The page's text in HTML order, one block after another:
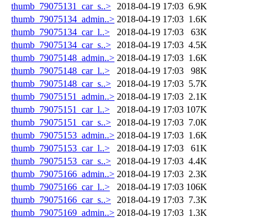
thumb_79075131_car_s..>
2018-04-19 17:03 6.9K
thumb_79075134_admin..> 2018-04-19 17:03 1.6K
thumb_79075134_car_l..>
2018-04-19 17:03
63K
thumb_79075134_car_s..>
2018-04-19 17:03 4.5K
thumb_79075148_admin..> 2018-04-19 17:03 1.6K
thumb_79075148_car_l..>
2018-04-19 17:03
98K
thumb_79075148_car_s..>
2018-04-19 17:03 5.7K
thumb_79075151_admin..> 2018-04-19 17:03 2.1K
thumb_79075151_car_l..>
2018-04-19 17:03 107K
thumb_79075151_car_s..>
2018-04-19 17:03 7.0K
thumb_79075153_admin..> 2018-04-19 17:03 1.6K
thumb_79075153_car_l..>
2018-04-19 17:03
61K
thumb_79075153_car_s..>
2018-04-19 17:03 4.4K
thumb_79075166_admin..> 2018-04-19 17:03 2.3K
thumb_79075166_car_l..>
2018-04-19 17:03 106K
thumb_79075166_car_s..>
2018-04-19 17:03 7.3K
thumb_79075169_admin..> 2018-04-19 17:03 1.3K